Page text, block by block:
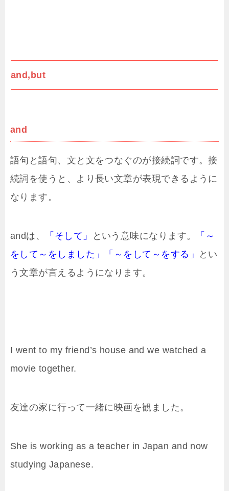
and,but
and
語句と語句、文と文をつなぐのが接続詞です。接
続詞を使うと、より長い文章が表現できるように
なります。
andは、 「そして」 という意味になります。
「～
をして～をしました」「～をして～をする」
とい
う文章が言えるようになります。
I went to my friend’s house and we watched a
movie together.
友達の家に行って一緒に映画を観ました。
She is working as a teacher in Japan and now
studying Japanese.